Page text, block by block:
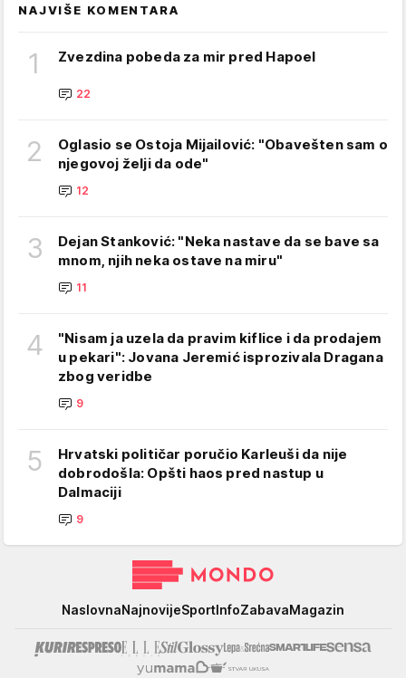
NAJVIŠE KOMENTARA
1 Zvezdina pobeda za mir pred Hapoel
22
2
Oglasio se Ostoja Mijailović: "Obavešten sam o
njegovoj želji da ode"
12
3
Dejan Stanković: "Neka nastave da se bave sa
mnom, njih neka ostave na miru"
11
4
"Nisam ja uzela da pravim kiflice i da prodajem
u pekari": Jovana Jeremić isprozivala Dragana
zbog veridbe
9
5
Hrvatski političar poručio Karleuši da nije
dobrodošla: Opšti haos pred nastup u
Dalmaciji
9
NaslovnaNajnovijeSportInfoZabavaMagazin